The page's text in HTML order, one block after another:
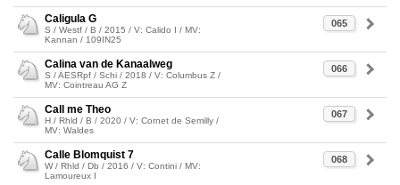
065
Caligula G
S / Westf / B / 2015 / V: Calido I / MV:
Kannan / 109IN25
066
Calina van de Kanaalweg
S / AESRpf / Schi / 2018 / V: Columbus Z /
MV: Cointreau AG Z
067
Call me Theo
H / Rhld / B / 2020 / V: Cornet de Semilly /
MV: Waldes
068
Calle Blomquist 7
W / Rhld / Db / 2016 / V: Contini / MV:
Lamoureux I